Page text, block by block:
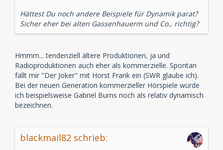
Hättest Du noch andere Beispiele für Dynamik parat?
Sicher eher bei alten Gassenhauerm und Co., richtig?
Hmmm... tendenziell ältere Produktionen, ja und
Radioproduktionen auch eher als kommerzielle. Spontan
fällt mir "Der Joker" mit Horst Frank ein (SWR glaube ich).
Bei der neuen Generation kommerzieller Hörspiele würde
ich beispielsweise Gabriel Burns noch als relativ dynamisch
bezeichnen.
blackmail82 schrieb: